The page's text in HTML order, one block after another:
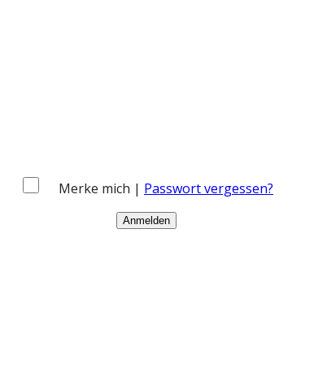
Merke mich | Passwort vergessen?